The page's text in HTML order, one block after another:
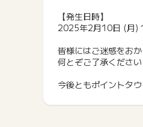
【発生日時】
2025年2月10日 (月)
皆様にはご迷惑をお
何とぞご了承くださ
今後ともポイントタ